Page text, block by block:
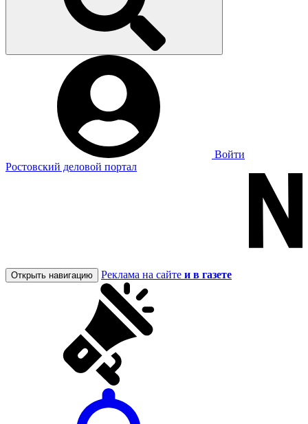
Войти
Ростовский деловой портал
Открыть навигацию Реклама на сайте и в газете